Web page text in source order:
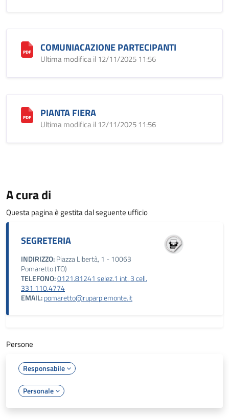
COMUNIACAZIONE PARTECIPANTI
Ultima modifica il 12/11/2025 11:56
PIANTA FIERA
Ultima modifica il 12/11/2025 11:56
A cura di
Questa pagina è gestita dal seguente ufficio
SEGRETERIA
INDIRIZZO:Piazza Libertà, 1 - 10063
Pomaretto (TO)
TELEFONO:0121.81241 selez.1 int. 3 cell.
331.110.4774
EMAIL:pomaretto@ruparpiemonte.it
Persone
Responsabile
Personale